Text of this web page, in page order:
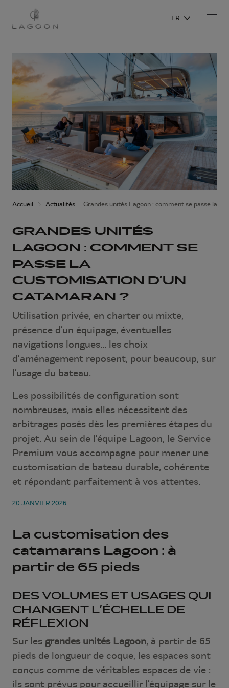
FR
Accueil Actualités Grandes unités Lagoon : comment se passe la
GRANDES UNITÉS
LAGOON : COMMENT SE
PASSE LA
CUSTOMISATION D’UN
CATAMARAN ?
Utilisation privée, en charter ou mixte,
présence d’un équipage, éventuelles
navigations longues… les choix
d’aménagement reposent, pour beaucoup, sur
l’usage du bateau.
Les possibilités de configuration sont
nombreuses, mais elles nécessitent des
arbitrages posés dès les premières étapes du
projet. Au sein de l’équipe Lagoon, le Service
Premium vous accompagne pour mener une
customisation de bateau durable, cohérente
et répondant parfaitement à vos attentes.
20 JANVIER 2026
La customisation des
catamarans Lagoon : à
partir de 65 pieds
DES VOLUMES ET USAGES QUI
CHANGENT L’ÉCHELLE DE
RÉFLEXION
Sur les grandes unités Lagoon, à partir de 65
pieds de longueur de coque, les espaces sont
conçus comme de véritables espaces de vie :
ils sont prévus pour accueillir l’équipage sur le